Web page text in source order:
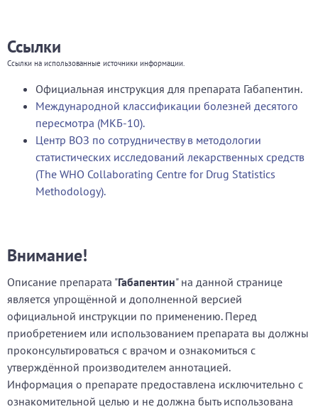
Ссылки
Ссылки на использованные источники информации.
Официальная инструкция для препарата Габапентин.
Международной классификации болезней десятого
пересмотра (МКБ-10).
Центр ВОЗ по сотрудничеству в методологии
статистических исследований лекарственных средств
(The WHO Collaborating Centre for Drug Statistics
Methodology).
Внимание!
Описание препарата "Габапентин" на данной странице
является упрощённой и дополненной версией
официальной инструкции по применению. Перед
приобретением или использованием препарата вы должны
проконсультироваться с врачом и ознакомиться с
утверждённой производителем аннотацией.
Информация о препарате предоставлена исключительно с
ознакомительной целью и не должна быть использована